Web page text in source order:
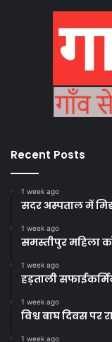
Recent Posts
1 week ago
सदर अस्पताल में
1 week ago
समस्तीपुर महिला
1 week ago
हड़ताली
1 week ago
विश्व बाघ दिवस
1 week ago